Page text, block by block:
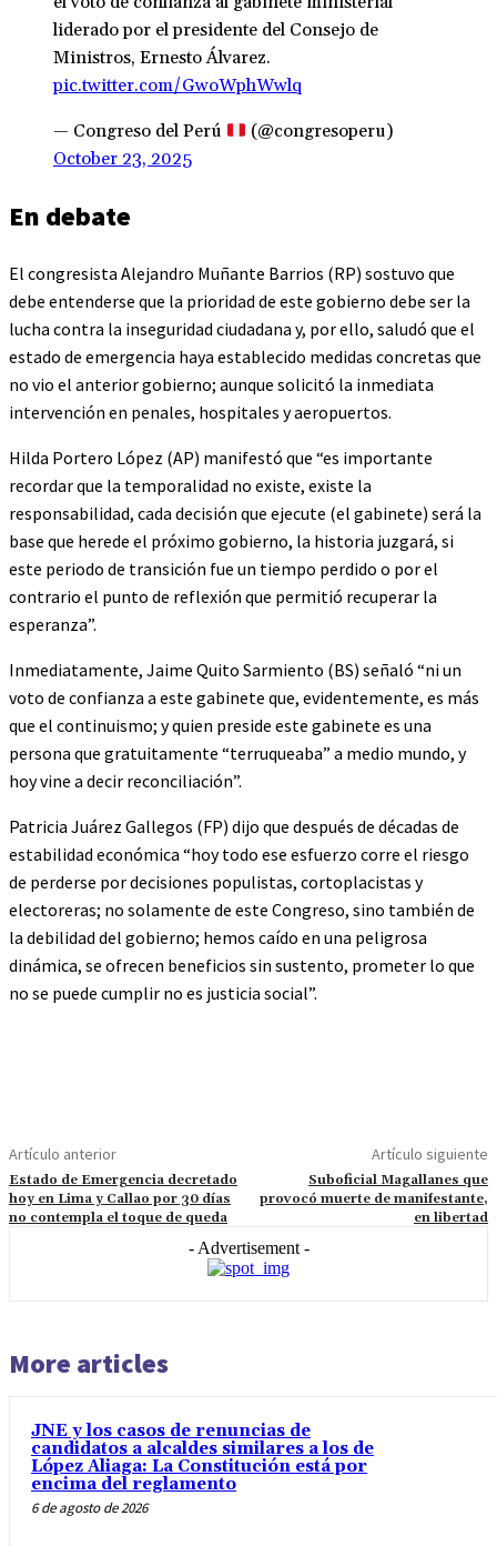
liderado por el presidente del Consejo de
Ministros, Ernesto Álvarez.
pic.twitter.com/GwoWphWwlq
— Congreso del Perú
(@congresoperu)
October 23, 2025
En debate
El congresista Alejandro Muñante Barrios (RP) sostuvo que
debe entenderse que la prioridad de este gobierno debe ser la
lucha contra la inseguridad ciudadana y, por ello, saludó que el
estado de emergencia haya establecido medidas concretas que
no vio el anterior gobierno; aunque solicitó la inmediata
intervención en penales, hospitales y aeropuertos.
Hilda Portero López (AP) manifestó que “es importante
recordar que la temporalidad no existe, existe la
responsabilidad, cada decisión que ejecute (el gabinete) será la
base que herede el próximo gobierno, la historia juzgará, si
este periodo de transición fue un tiempo perdido o por el
contrario el punto de reflexión que permitió recuperar la
esperanza”.
Inmediatamente, Jaime Quito Sarmiento (BS) señaló “ni un
voto de confianza a este gabinete que, evidentemente, es más
que el continuismo; y quien preside este gabinete es una
persona que gratuitamente “terruqueaba” a medio mundo, y
hoy vine a decir reconciliación”.
Patricia Juárez Gallegos (FP) dijo que después de décadas de
estabilidad económica “hoy todo ese esfuerzo corre el riesgo
de perderse por decisiones populistas, cortoplacistas y
electoreras; no solamente de este Congreso, sino también de
la debilidad del gobierno; hemos caído en una peligrosa
dinámica, se ofrecen beneficios sin sustento, prometer lo que
no se puede cumplir no es justicia social”.
Artículo anterior
Estado de Emergencia decretado
hoy en Lima y Callao por 30 días
no contempla el toque de queda
Artículo siguiente
Suboficial Magallanes que
provocó muerte de manifestante,
en libertad
- Advertisement -
More articles
JNE y los casos de renuncias de
candidatos a alcaldes similares a los de
López Aliaga: La Constitución está por
encima del reglamento
6 de agosto de 2026